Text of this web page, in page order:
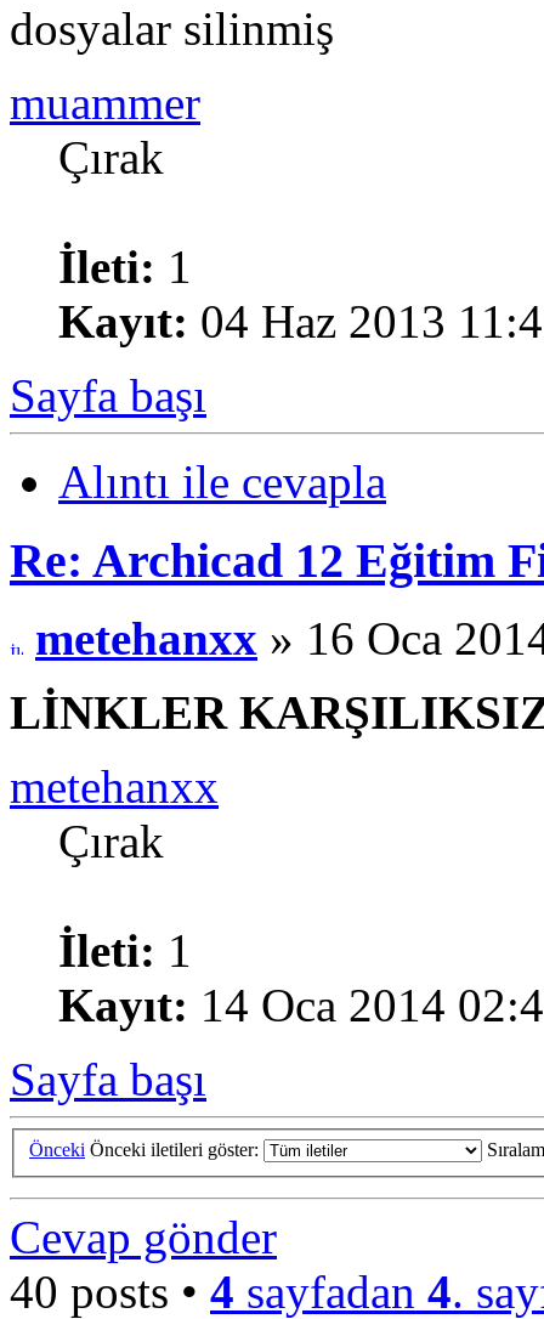
dosyalar silinmiş
muammer
Çırak
İleti: 1
Kayıt: 04 Haz 2013
Sayfa başı
Alıntı ile cevapla
Re: Archicad 12 Eğitim
metehanxx » 16 Oca
LİNKLER
metehanxx
Çırak
İleti: 1
Kayıt: 14 Oca 2014
Sayfa başı
Önceki Önceki iletileri göster:
Cevap gönder
40 posts • 4 sayfadan 4.